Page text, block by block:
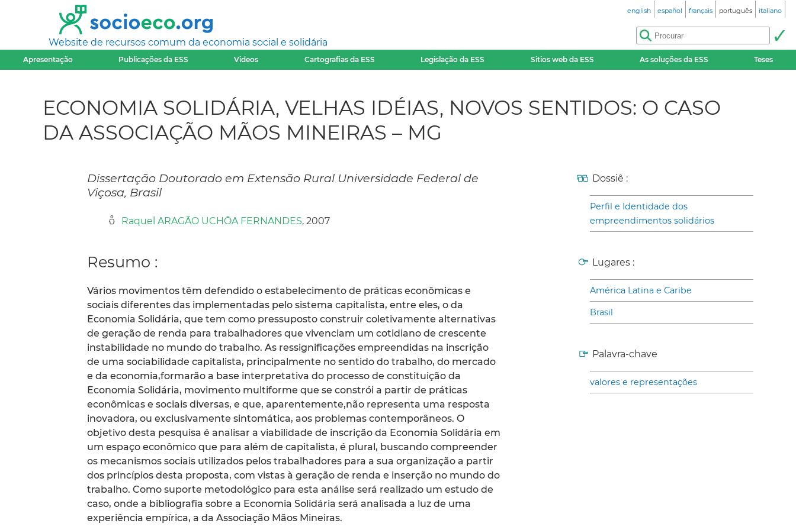
Website de recursos comum da economia social e solidária
english español français português italiano
Apresentação Publicações da ESS Videos Cartografias da ESS Legislação da ESS Sitios web da ESS As soluções da ESS Teses
ECONOMIA SOLIDÁRIA, VELHAS IDÉIAS, NOVOS SENTIDOS: O CASO
DA ASSOCIAÇÃO MÃOS MINEIRAS – MG
Dissertação Doutorado em Extensão Rural Universidade Federal de
Viçosa, Brasil
Raquel ARAGÃO UCHÔA FERNANDES, 2007
Resumo :
Vários movimentos têm defendido o estabelecimento de práticas econômicas e
sociais diferentes das implementadas pelo sistema capitalista, entre eles, o da
Economia Solidária, que tem como pressuposto construir coletivamente alternativas
de geração de renda para trabalhadores que vivenciam um cotidiano de crescente
instabilidade no mundo do trabalho. As ressignificações empreendidas na inscrição
de uma sociabilidade capitalista, principalmente no sentido do trabalho, do mercado
e da economia,formarão a base interpretativa do processo de constituição da
Economia Solidária, movimento multiforme que se constrói a partir de práticas
econômicas e sociais diversas, e que, aparentemente,não representa uma resposta
inovadora, ou exclusivamente sintomática, aos problemas contemporâneos. O
objetivo desta pesquisa é analisar a viabilidade de inscrição da Economia Solidária em
um espaço econômico que para além de capitalista, é plural, buscando compreender
os mecanismos sociais utilizados pelos trabalhadores para a sua organização a partir
dos princípios desta proposta, com vistas à geração de renda e inserção no mundo do
trabalho. Como suporte metodológico para esta análise será realizado um estudo de
caso, onde a bibliografia sobre a Economia Solidária será analisada a luz de uma
experiência empírica, a da Associação Mãos Mineiras.
Dossiê :
Perfil e Identidade dos
empreendimentos solidários
Lugares :
América Latina e Caribe
Brasil
Palavra-chave
valores e representações